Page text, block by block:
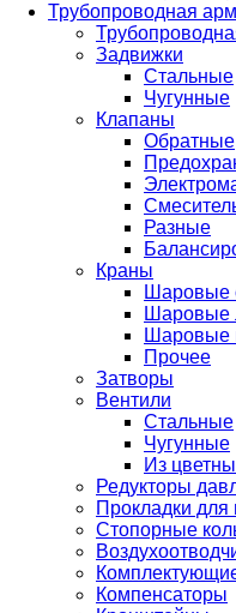
Трубопроводная
Задвижки
Стальные
Чугунные
Клапаны
Обратные
Разные
Краны
Шаровые
Шаровые
Шаровые
Прочее
Затворы
Вентили
Стальные
Чугунные
Из
Редукторы
Прокладки для
Стопорные
Компенсаторы